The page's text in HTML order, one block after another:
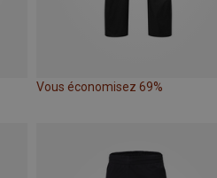
Vous économisez 69%